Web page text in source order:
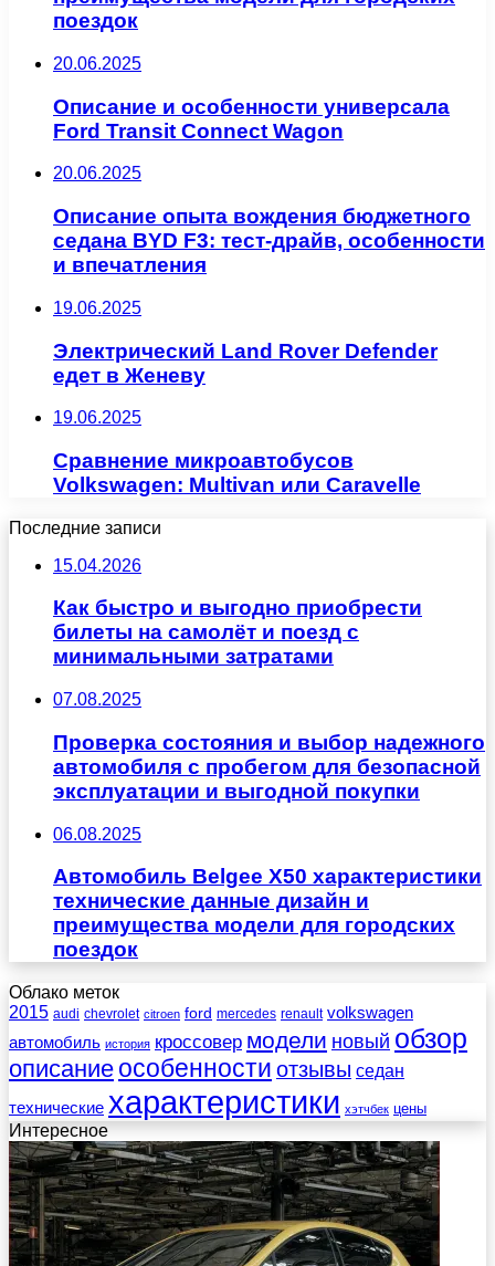
поездок
20.06.2025
Описание и особенности универсала
Ford Transit Connect Wagon
20.06.2025
Описание опыта вождения бюджетного
седана BYD F3: тест-драйв, особенности
и впечатления
19.06.2025
Электрический Land Rover Defender
едет в Женеву
19.06.2025
Сравнение микроавтобусов
Volkswagen: Multivan или Caravelle
Последние записи
15.04.2026
Как быстро и выгодно приобрести
билеты на самолёт и поезд с
минимальными затратами
07.08.2025
Проверка состояния и выбор надежного
автомобиля с пробегом для безопасной
эксплуатации и выгодной покупки
06.08.2025
Автомобиль Belgee X50 характеристики
технические данные дизайн и
преимущества модели для городских
поездок
Облако меток
2015 audi chevrolet citroen ford mercedes renault volkswagen
автомобиль история кроссовер модели новый обзор
описание особенности отзывы седан
технические характеристики хэтчбек цены
Интересное